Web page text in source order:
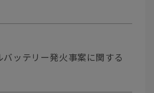
バッテリー発火事案に関する